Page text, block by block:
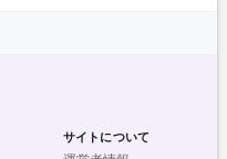
サイトについて